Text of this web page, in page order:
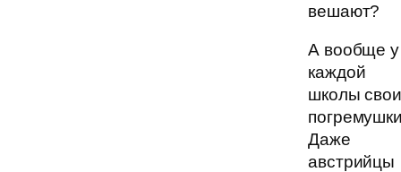
вешают?
А вообще у
каждой
школы
Даже
австрийцы